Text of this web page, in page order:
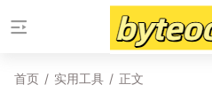
首页 / 实用工具 / 正文